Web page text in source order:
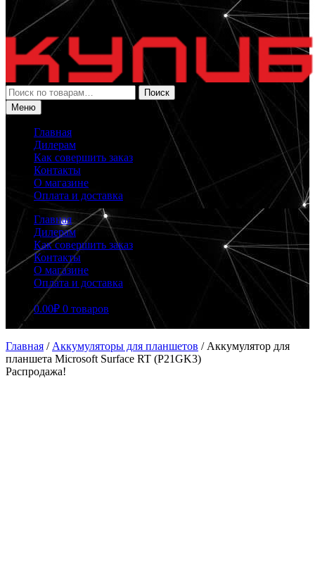
Искать:
Поиск
Меню
Главная
Дилерам
Как совершить заказ
Контакты
О магазине
Оплата и доставка
Главная
Дилерам
Как совершить заказ
Контакты
О магазине
Оплата и доставка
0.00₽ 0 товаров
Главная / Аккумуляторы для планшетов / Аккумулятор для
планшета Microsoft Surface RT (P21GK3)
Распродажа!